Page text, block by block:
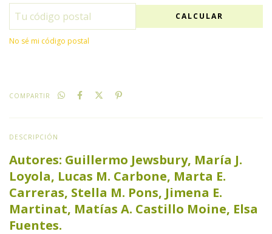
CALCULAR
No sé mi código postal
COMPARTIR
DESCRIPCIÓN
Autores: Guillermo Jewsbury, María J.
Loyola, Lucas M. Carbone, Marta E.
Carreras, Stella M. Pons, Jimena E.
Martinat, Matías A. Castillo Moine, Elsa
Fuentes.